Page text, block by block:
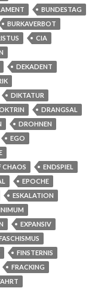
BUNDESTAG
BURKAVERBOT
CIA
DEKADENT
DIKTATUR
DRANGSAL
DROHNEN
EGO
CHAOS
ENDSPIEL
EPOCHE
ESKALATION
EXPANSIV
FINSTERNIS
FRACKING